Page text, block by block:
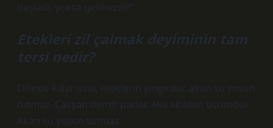
başladı, yoksa gelmezdi?”
Etekleri zil çalmak deyiminin tam
tersi nedir?
Dilinde kıllar uzar, eteklerin şıngırdar, akan su yosun
tutmaz. Çalışan demir parlar. Akıl akıldan üstündür.
Akan su yosun tutmaz.